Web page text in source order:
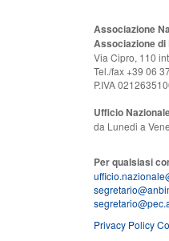
Associazione
Associazione di
Via Cipro, 110
Tel./fax +39 06
P.IVA
Ufficio
da Lunedi a
Per qualsiasi
Privacy Policy